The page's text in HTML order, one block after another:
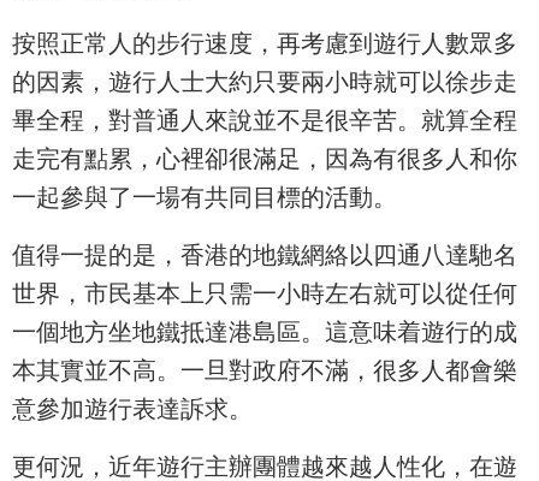
按照正常人的步行速度，再考慮到遊行人數眾多
的因素，遊行人士大約只要兩小時就可以徐步走
畢全程，對普通人來說並不是很辛苦。就算全程
走完有點累，心裡卻很滿足，因為有很多人和你
一起參與了一場有共同目標的活動。
值得一提的是，香港的地鐵網絡以四通八達馳名
世界，市民基本上只需一小時左右就可以從任何
一個地方坐地鐵抵達港島區。這意味着遊行的成
本其實並不高。一旦對政府不滿，很多人都會樂
意參加遊行表達訴求。
更何況，近年遊行主辦團體越來越人性化，在遊